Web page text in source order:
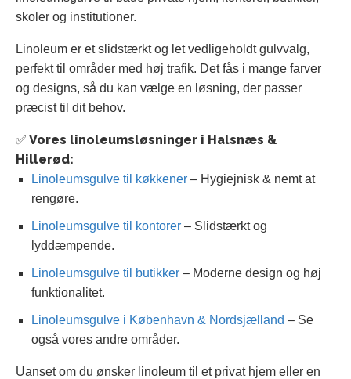
skoler og institutioner.
Linoleum er et slidstærkt og let vedligeholdt gulvvalg,
perfekt til områder med høj trafik. Det fås i mange farver
og designs, så du kan vælge en løsning, der passer
præcist til dit behov.
✅ Vores linoleumsløsninger i Halsnæs &
Hillerød:
Linoleumsgulve til køkkener – Hygiejnisk & nemt at
rengøre.
Linoleumsgulve til kontorer – Slidstærkt og
lyddæmpende.
Linoleumsgulve til butikker – Moderne design og høj
funktionalitet.
Linoleumsgulve i København & Nordsjælland – Se
også vores andre områder.
Uanset om du ønsker linoleum til et privat hjem eller en